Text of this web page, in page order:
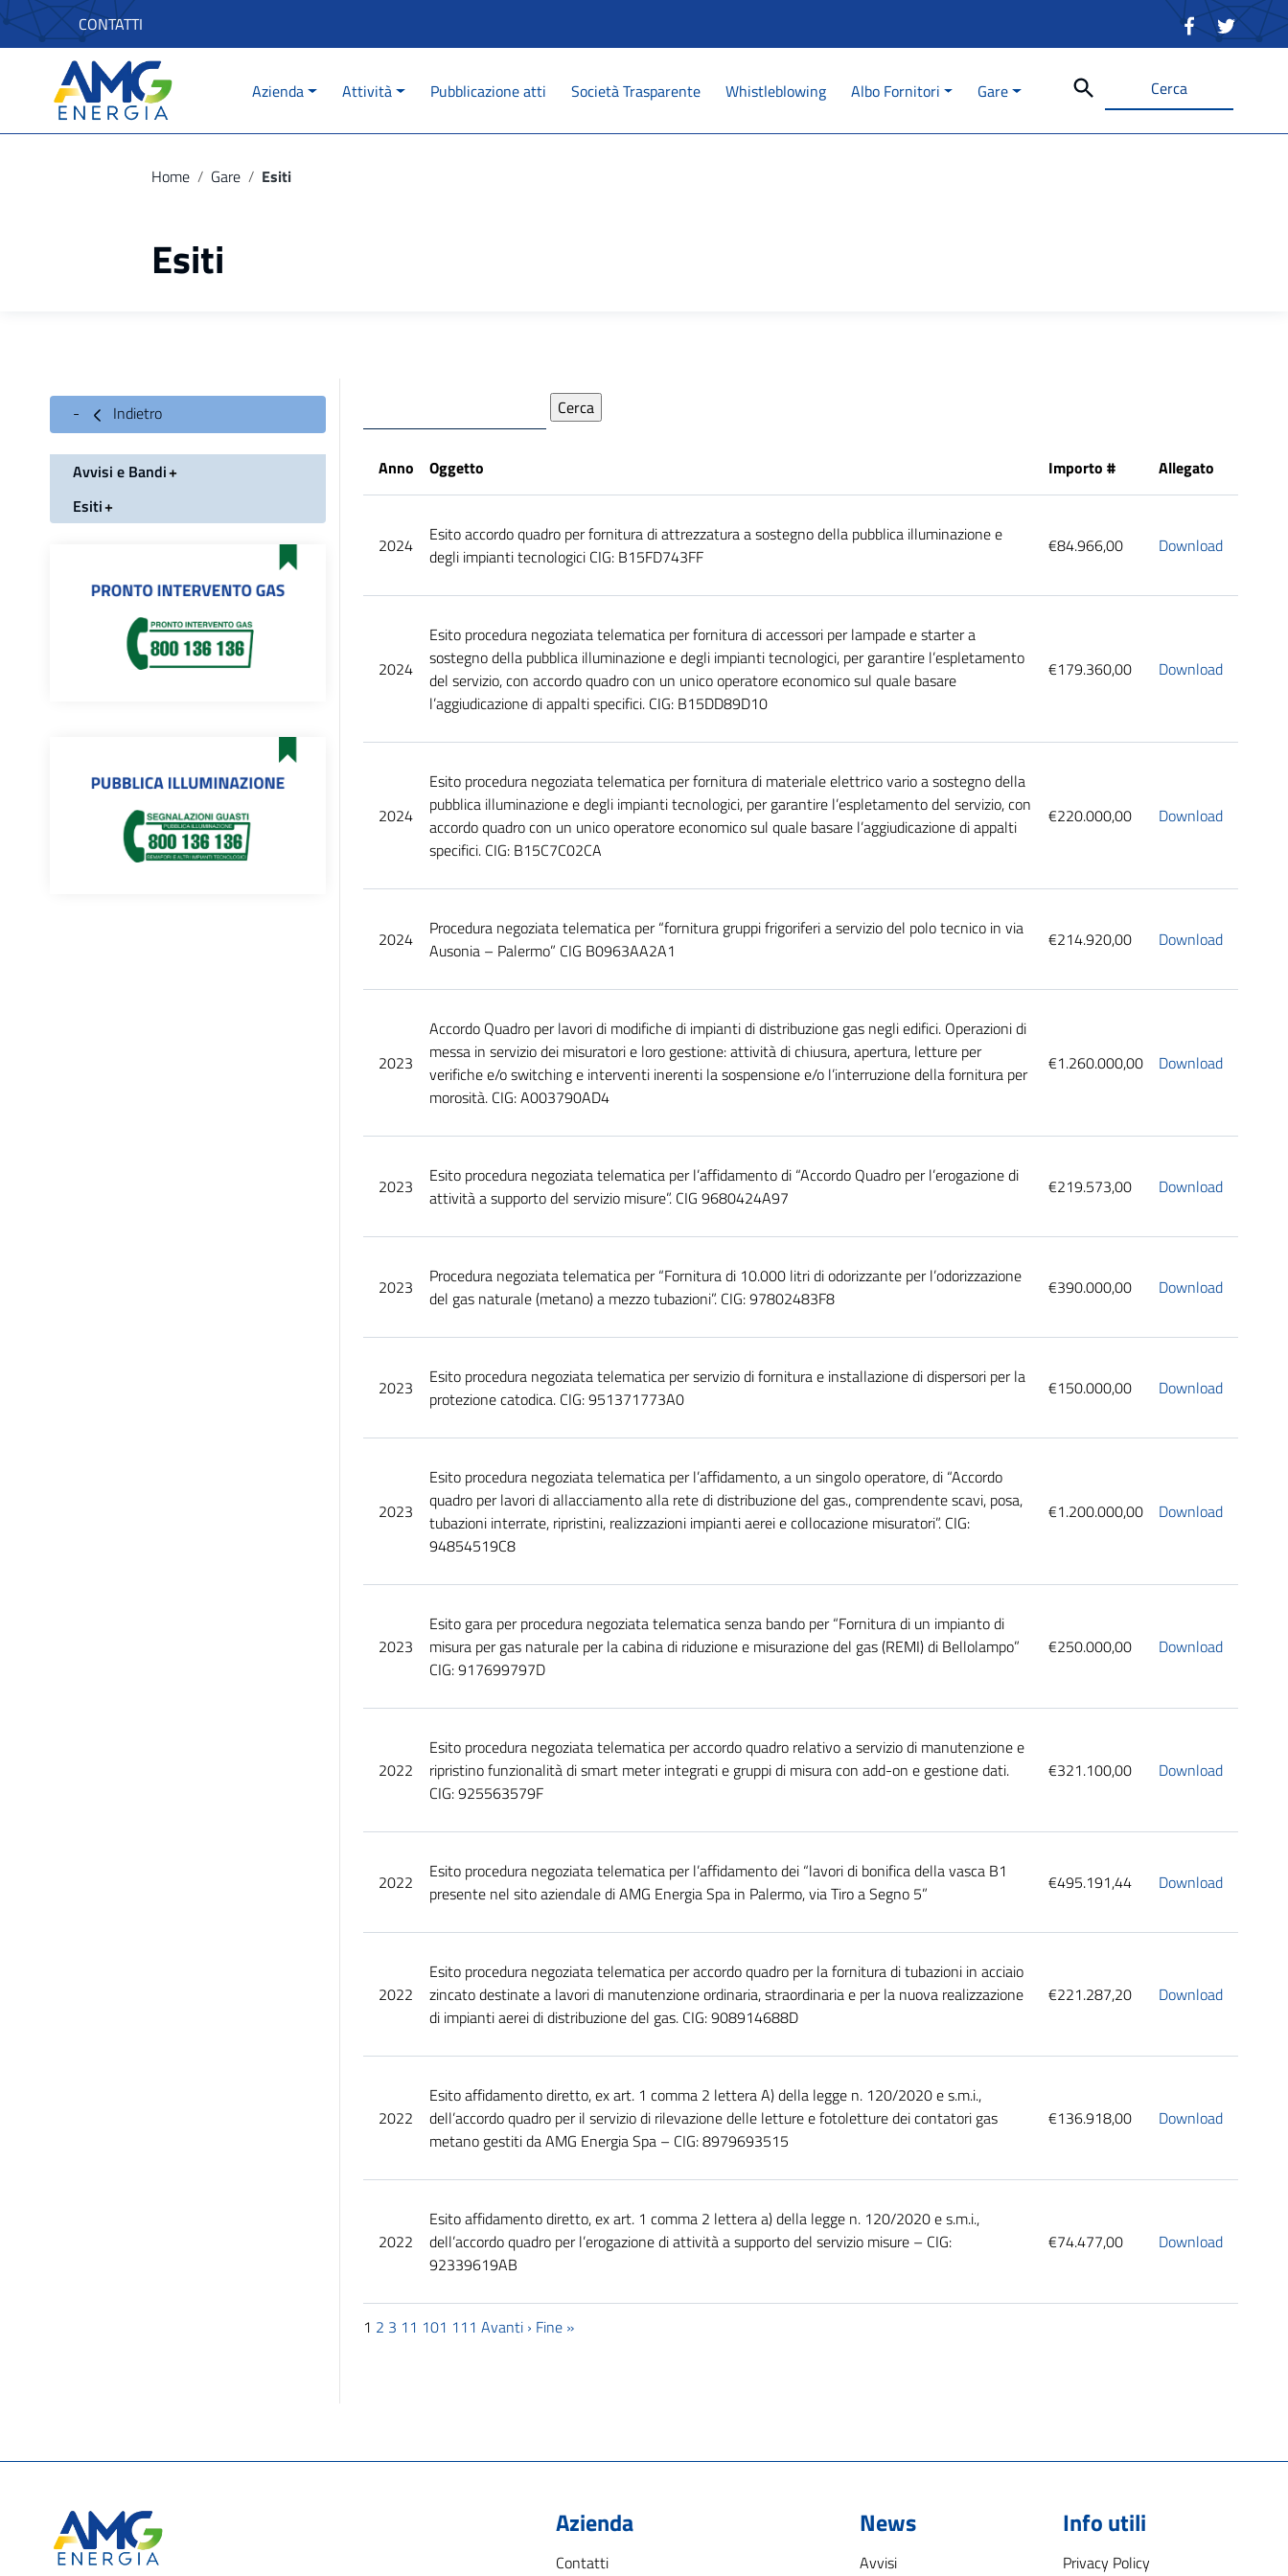
Vai ai contenuti
Vai al menu di navigazione
Vai al footer
CONTATTI
Azienda Attività Pubblicazione atti Società Trasparente Whistleblowing Albo Fornitori Gare Cerca
Home / Gare / Esiti
Esiti
Indietro
Avvisi e Bandi
Esiti
Anno Oggetto Importo # Allegato
2024
Esito accordo quadro per fornitura di attrezzatura a sostegno della pubblica illuminazione e
degli impianti tecnologici CIG: B15FD743FF
€84.966,00 Download
2024
Esito procedura negoziata telematica per fornitura di accessori per lampade e starter a
sostegno della pubblica illuminazione e degli impianti tecnologici, per garantire l’espletamento
del servizio, con accordo quadro con un unico operatore economico sul quale basare
l’aggiudicazione di appalti specifici. CIG: B15DD89D10
€179.360,00 Download
2024
Esito procedura negoziata telematica per fornitura di materiale elettrico vario a sostegno della
pubblica illuminazione e degli impianti tecnologici, per garantire l’espletamento del servizio, con
accordo quadro con un unico operatore economico sul quale basare l’aggiudicazione di appalti
specifici. CIG: B15C7C02CA
€220.000,00 Download
2024
Procedura negoziata telematica per “fornitura gruppi frigoriferi a servizio del polo tecnico in via
Ausonia – Palermo” CIG B0963AA2A1
€214.920,00 Download
2023
Accordo Quadro per lavori di modifiche di impianti di distribuzione gas negli edifici. Operazioni di
messa in servizio dei misuratori e loro gestione: attività di chiusura, apertura, letture per
verifiche e/o switching e interventi inerenti la sospensione e/o l’interruzione della fornitura per
morosità. CIG: A003790AD4
€1.260.000,00 Download
2023
Esito procedura negoziata telematica per l’affidamento di “Accordo Quadro per l’erogazione di
attività a supporto del servizio misure”. CIG 9680424A97
€219.573,00 Download
2023
Procedura negoziata telematica per “Fornitura di 10.000 litri di odorizzante per l’odorizzazione
del gas naturale (metano) a mezzo tubazioni”. CIG: 97802483F8
€390.000,00 Download
2023
Esito procedura negoziata telematica per servizio di fornitura e installazione di dispersori per la
protezione catodica. CIG: 951371773A0
€150.000,00 Download
2023
Esito procedura negoziata telematica per l’affidamento, a un singolo operatore, di “Accordo
quadro per lavori di allacciamento alla rete di distribuzione del gas., comprendente scavi, posa,
tubazioni interrate, ripristini, realizzazioni impianti aerei e collocazione misuratori”. CIG:
94854519C8
€1.200.000,00 Download
2023
Esito gara per procedura negoziata telematica senza bando per “Fornitura di un impianto di
misura per gas naturale per la cabina di riduzione e misurazione del gas (REMI) di Bellolampo”
CIG: 917699797D
€250.000,00 Download
2022
Esito procedura negoziata telematica per accordo quadro relativo a servizio di manutenzione e
ripristino funzionalità di smart meter integrati e gruppi di misura con add-on e gestione dati.
CIG: 925563579F
€321.100,00 Download
2022
Esito procedura negoziata telematica per l’affidamento dei “lavori di bonifica della vasca B1
presente nel sito aziendale di AMG Energia Spa in Palermo, via Tiro a Segno 5”
€495.191,44 Download
2022
Esito procedura negoziata telematica per accordo quadro per la fornitura di tubazioni in acciaio
zincato destinate a lavori di manutenzione ordinaria, straordinaria e per la nuova realizzazione
di impianti aerei di distribuzione del gas. CIG: 908914688D
€221.287,20 Download
2022
Esito affidamento diretto, ex art. 1 comma 2 lettera A) della legge n. 120/2020 e s.m.i.,
dell’accordo quadro per il servizio di rilevazione delle letture e fotoletture dei contatori gas
metano gestiti da AMG Energia Spa – CIG: 8979693515
€136.918,00 Download
2022
Esito affidamento diretto, ex art. 1 comma 2 lettera a) della legge n. 120/2020 e s.m.i.,
dell’accordo quadro per l’erogazione di attività a supporto del servizio misure – CIG:
92339619AB
€74.477,00 Download
1 2 3 11 101 111 Avanti › Fine »
Azienda
Contatti
News
Avvisi
Info utili
Privacy Policy